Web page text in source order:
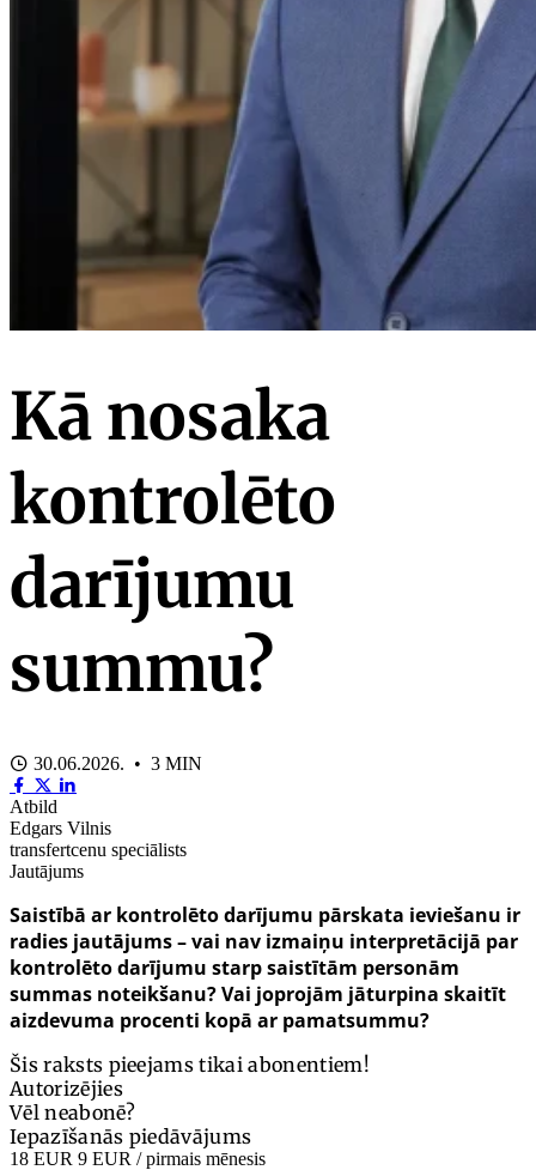
Kā nosaka
kontrolēto
darījumu
summu?
30.06.2026. • 3 MIN
Atbild
Edgars Vilnis
transfertcenu speciālists
Jautājums
Saistībā ar kontrolēto darījumu pārskata ieviešanu ir
radies jautājums – vai nav izmaiņu interpretācijā par
kontrolēto darījumu starp saistītām personām
summas noteikšanu? Vai joprojām jāturpina skaitīt
aizdevuma procenti kopā ar pamatsummu?
Šis raksts pieejams tikai abonentiem!
Autorizējies
Vēl neabonē?
Iepazīšanās piedāvājums
18 EUR 9 EUR / pirmais mēnesis